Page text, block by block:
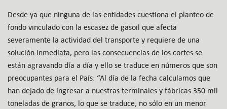
Desde ya que ninguna de las entidades cuestiona el planteo de
fondo vinculado con la escasez de gasoil que afecta
severamente la actividad del transporte y requiere de una
solución inmediata, pero las consecuencias de los cortes se
están agravando día a día y ello se traduce en números que son
preocupantes para el País: “Al día de la fecha calculamos que
han dejado de ingresar a nuestras terminales y fábricas 350 mil
toneladas de granos, lo que se traduce, no sólo en un menor